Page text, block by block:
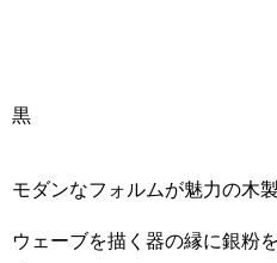
黒
モダンなフォルムが魅力の木
ウェーブを描く器の縁に銀粉